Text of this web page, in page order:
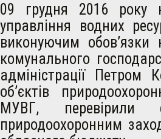
09 грудня 2016 року
управління водних
виконуючим обов’язки
комунального
адміністрації Петром
об’єктів
МУВГ,
природоохоронним